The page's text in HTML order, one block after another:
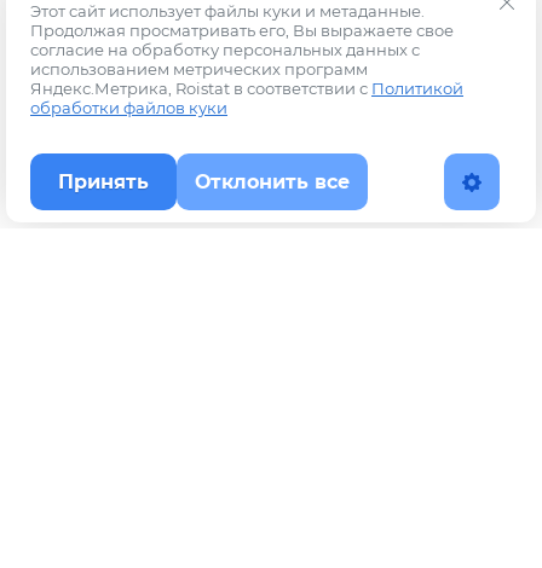
Этот сайт использует файлы куки и метаданные.
Продолжая просматривать его, Вы выражаете свое
согласие на обработку персональных данных с
использованием метрических программ
Яндекс.Метрика, Roistat в соответствии с Политикой
обработки файлов куки
Принять Отклонить все